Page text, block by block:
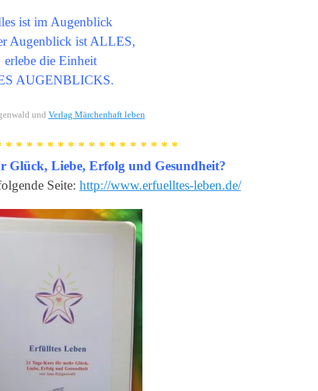
ist im Augenblick
Augenblick ist ALLES,
erlebe die Einheit
AUGENBLICKS.
und Verlag Märchenhaft leben
* * * * * * * * * * * * * * * * *
Glück, Liebe, Erfolg und Gesundheit?
Seite: http://www.erfuelltes-leben.de/